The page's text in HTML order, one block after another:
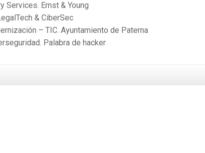
Services. Ernst & Young
& CiberSec
– TIC. Ayuntamiento de Paterna
Palabra de hacker